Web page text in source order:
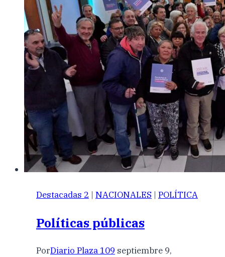
Destacadas 2 | NACIONALES | POLÍTICA
Políticas públicas
PorDiario Plaza 109 septiembre 9,